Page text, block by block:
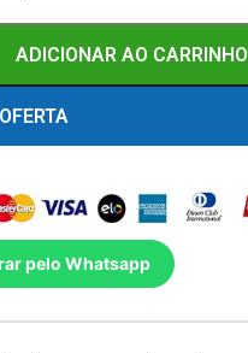
ADICIONAR AO CARRINHO
pelo Whatsapp